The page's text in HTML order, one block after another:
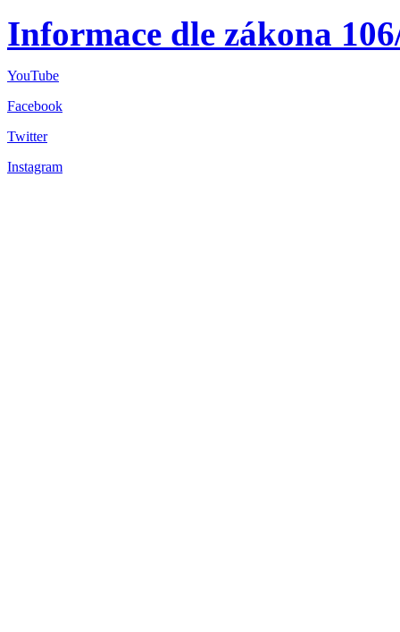
Informace dle zákona
YouTube
Facebook
Twitter
Instagram